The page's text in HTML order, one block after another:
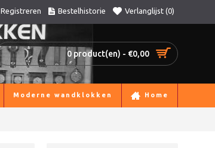
Registreren Bestelhistorie Verlanglijst (0)
0 product(en) - €0,00
Moderne wandklokken Home